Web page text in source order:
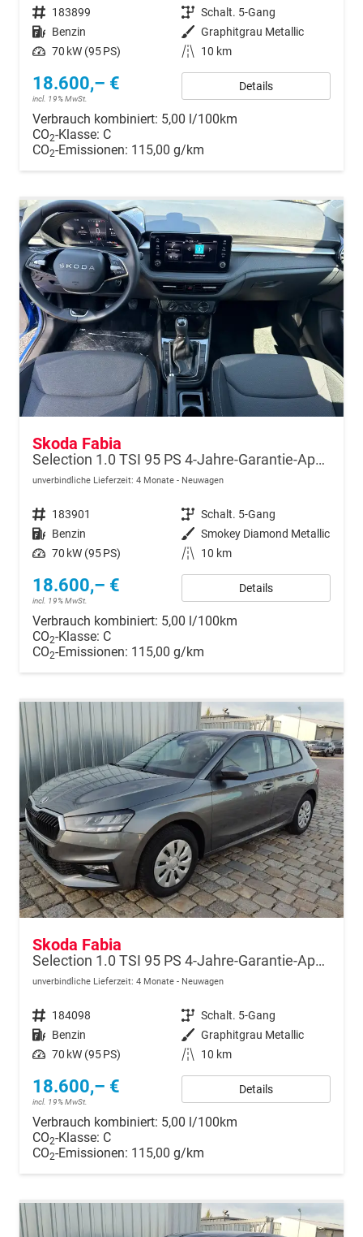
Fahrzeugnr. 183899 Getriebe Schalt. 5-Gang
Kraftstoff Benzin Außenfarbe Graphitgrau Metallic
Leistung 70 kW (95 PS) Kilometerstand 10 km
18.600,– €
incl. 19% MwSt.
Details
Verbrauch kombiniert: 5,00 l/100km
CO2-Klasse: C
CO2-Emissionen: 115,00 g/km
Skoda Fabia
Selection 1.0 TSI 95 PS 4-Jahre-Garantie-AppleCarPlay-AndroidAuto-LED-PDC-Sitzheizung-DAB-Klima
unverbindliche Lieferzeit: 4 Monate Neuwagen
Fahrzeugnr. 183901 Getriebe Schalt. 5-Gang
Kraftstoff Benzin Außenfarbe Smokey Diamond Metallic
Leistung 70 kW (95 PS) Kilometerstand 10 km
18.600,– €
incl. 19% MwSt.
Details
Verbrauch kombiniert: 5,00 l/100km
CO2-Klasse: C
CO2-Emissionen: 115,00 g/km
Skoda Fabia
Selection 1.0 TSI 95 PS 4-Jahre-Garantie-AppleCarPlay-AndroidAuto-LED-PDC-Sitzheizung-DAB-Klima
unverbindliche Lieferzeit: 4 Monate Neuwagen
Fahrzeugnr. 184098 Getriebe Schalt. 5-Gang
Kraftstoff Benzin Außenfarbe Graphitgrau Metallic
Leistung 70 kW (95 PS) Kilometerstand 10 km
18.600,– €
incl. 19% MwSt.
Details
Verbrauch kombiniert: 5,00 l/100km
CO2-Klasse: C
CO2-Emissionen: 115,00 g/km